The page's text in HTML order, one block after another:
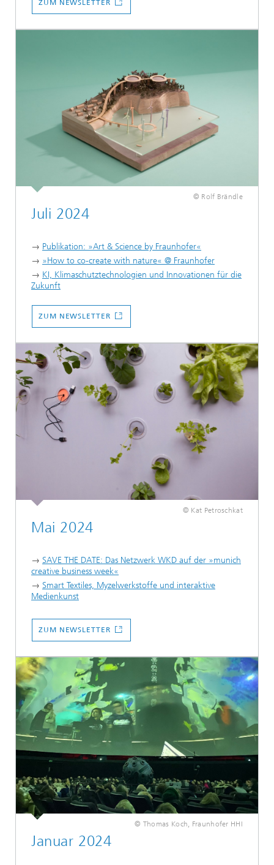
ZUM NEWSLETTER
© Rolf Brändle
Juli 2024
→ Publikation: »Art & Science by Fraunhofer«
→ »How to co-create with nature« @ Fraunhofer
→ KI, Klimaschutztechnologien und Innovationen für die
Zukunft
ZUM NEWSLETTER
© Kat Petroschkat
Mai 2024
→ SAVE THE DATE: Das Netzwerk WKD auf der »munich
creative business week«
→ Smart Textiles, Myzelwerkstoffe und interaktive
Medienkunst
ZUM NEWSLETTER
© Thomas Koch, Fraunhofer HHI
Januar 2024